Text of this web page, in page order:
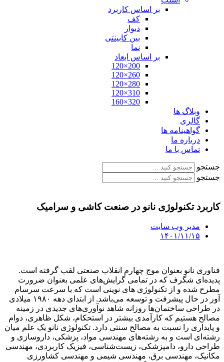
بر اساس کاربرد
کف
دیوار
بین کابینتی
نما
بر اساس ابعاد
200×120
260×120
280×120
310×120
320×160
وبلاگ ها
گالری
گواهینامه ها
درباره ما
تماس با ما
جستجو
جستجو
کاربرد تکنولوژی نانو در صنعت کاشی و سرامیک
مدیر وب سایت
۱۴۰۱/۱۱/۱۵
فناوری نانو بعنوان موج چهارم انقلاب صنعتی لقب گرفته است.
پدیده‌ای شگرف که در تمامی گرایش‌های علمی بعنوان ضرورت
مطرح شده و از تکنولوژی های نوینی است که با سرعت سرسام
آور در حال پیشرفت و توسعه می‌باشد. از ابتدای دهه ۱۹۸۰ میلادی
در طراحی ساختمان‌ها روزانه شاهد نوآوری‌های جدیدی در زمینه
مصالح هستیم که کارآمدی بیشتر در استحکام، شکل ظاهری، دوام
و پایداری را نسبت به مصالح سنتی دارد. تکنولوژی نانو یک علم میان
‌رشته‌ای است و به رشته‌های مهندسی مواد، پزشکی، داروسازی و
طراحی دارو، دامپزشکی، زیست‌شناسی، فیزیک کاربردی، مهندسی
مکانیک، مهندسی برق، مهندسی شیمی و مهندسی کشاورزی